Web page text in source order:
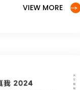
VIEW MORE